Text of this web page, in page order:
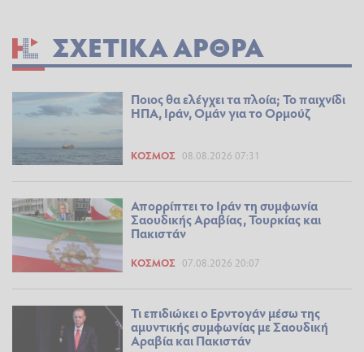
ΣΧΕΤΙΚΆ ΆΡΘΡΑ
Ποιος θα ελέγχει τα πλοία; Το παιχνίδι
ΗΠΑ, Ιράν, Ομάν για το Ορμούζ
ΚΌΣΜΟΣ 08.08.2026 07:31
Απορρίπτει το Ιράν τη συμφωνία
Σαουδικής Αραβίας, Τουρκίας και
Πακιστάν
ΚΌΣΜΟΣ 07.08.2026 20:07
Τι επιδιώκει ο Ερντογάν μέσω της
αμυντικής συμφωνίας με Σαουδική
Αραβία και Πακιστάν